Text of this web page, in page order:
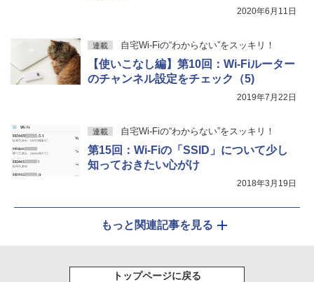
2020年6月11日
連載 自宅Wi-Fiの“わからない”をスッキリ！
【使いこなし編】第10回：Wi-Fiルーター
のチャンネル設定をチェック（5)
2019年7月22日
連載 自宅Wi-Fiの“わからない”をスッキリ！
第15回：Wi-Fiの「SSID」について少し
知っておきたい心がけ
2018年3月19日
もっと関連記事を見る
トップページに戻る